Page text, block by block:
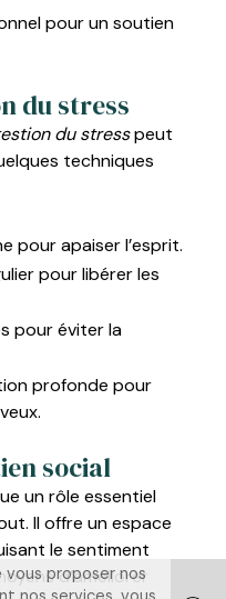
pour un soutien
du stress
du stresspeut
techniques
pour apaiser l’esprit.
pour libérer les
pour éviter la
profonde pour
social
un rôle essentiel
Il offre un espace
le sentiment
d’améliorer
proposer nos